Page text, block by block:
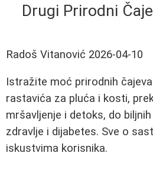
Drugi Prirodni
Radoš Vitanović 2026-04-10
Istražite moć prirodnih
rastavića za pluća i kosti,
mršavljenje i detoks, do
zdravlje i dijabetes. Sve o
iskustvima korisnika.